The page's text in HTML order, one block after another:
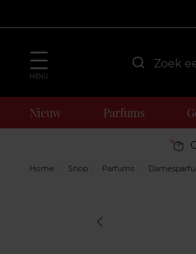
MENU
Nieuw Parfums
Home Shop Parfums